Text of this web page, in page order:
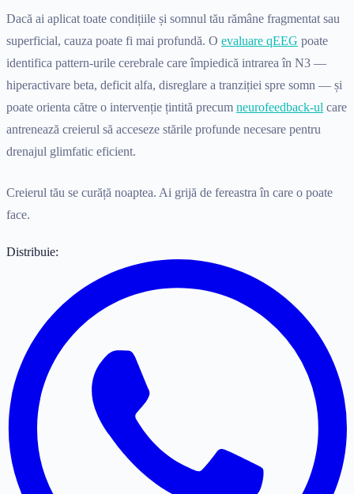
Dacă ai aplicat toate condițiile și somnul tău rămâne fragmentat sau
superficial, cauza poate fi mai profundă. O evaluare qEEG poate
identifica pattern-urile cerebrale care împiedică intrarea în N3 —
hiperactivare beta, deficit alfa, disreglare a tranziției spre somn — și
poate orienta către o intervenție țintită precum neurofeedback-ul care
antrenează creierul să acceseze stările profunde necesare pentru
drenajul glimfatic eficient.
Creierul tău se curăță noaptea. Ai grijă de fereastra în care o poate
face.
Distribuie: